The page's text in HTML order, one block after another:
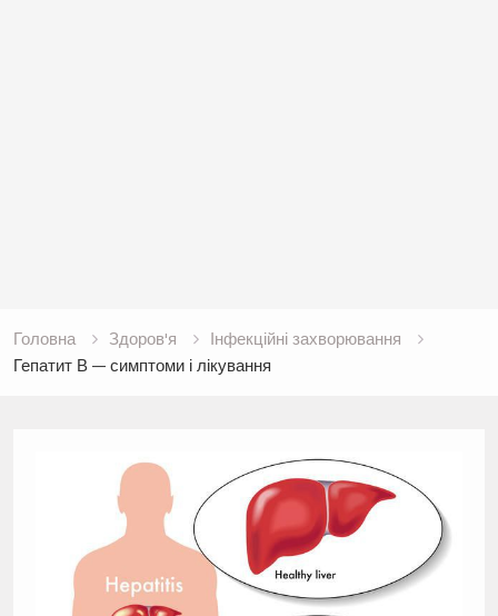
Головна Здоров'я
Інфекційні захворювання
Гепатит В — симптоми і лікування